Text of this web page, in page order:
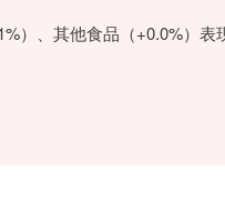
）、其他食品（+0.0%）